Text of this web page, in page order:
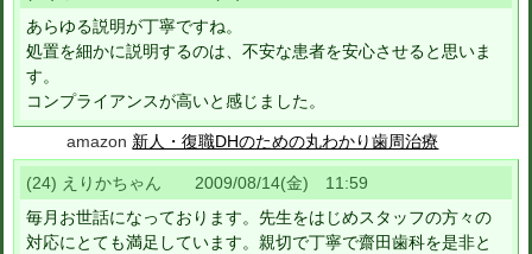
あらゆる説明が丁寧ですね。
処置を細かに説明するのは、不安な患者を安心させると思いま
す。
コンプライアンスが高いと感じました。
amazon 新人・復職DHのための丸わかり歯周治療
(24) えりかちゃん 2009/08/14(金) 11:59
毎月お世話になっております。先生をはじめスタッフの方々の
対応にとても満足しています。親切で丁寧で齋田歯科を是非と